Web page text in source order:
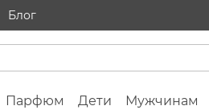
Блог
Парфюм Дети Мужчинам